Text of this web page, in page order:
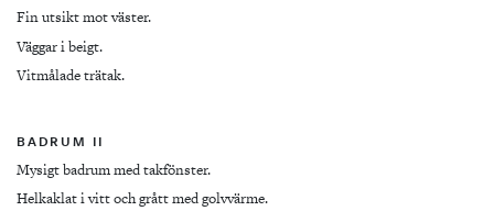
Fin utsikt mot väster.
Väggar i beigt.
Vitmålade trätak.
BADRUM II
Mysigt badrum med takfönster.
Helkaklat i vitt och grått med golvvärme.